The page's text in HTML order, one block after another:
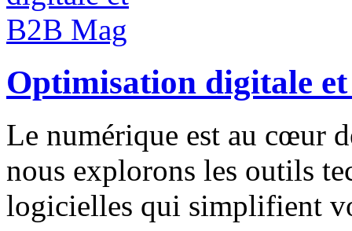
Optimisation digitale
Le numérique est au cœur
nous explorons les outils
logicielles qui simplifient